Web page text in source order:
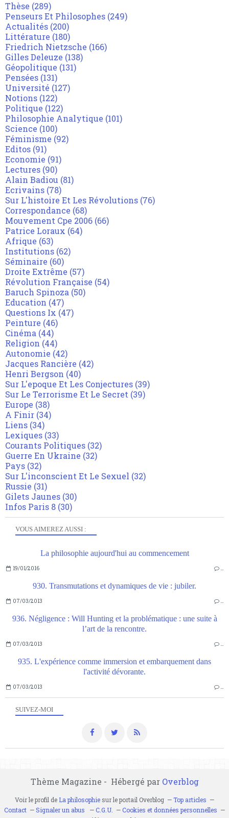
SUIVEZ-MOI
VOUS AIMEREZ AUSSI :
La philosophie aujourd'hui au commencement
19/01/2016 …
930. Transmutations et dynamiques de vie : jubiler.
07/03/2013 …
936. Négligence : Will Hunting et la problématique : une suite à
l’art de la rencontre.
07/03/2013 …
935. L'expérience comme immersion et embarquement dans
l'activité dévorante.
07/03/2013 …
Thèse (289)
Penseurs Et Philosophes (249)
Actualités (200)
Littérature (180)
Friedrich Nietzsche (166)
Gilles Deleuze (138)
Géopolitique (131)
Pensées (131)
Université (127)
Notions (122)
Politique (122)
Philosophie Analytique (101)
Science (100)
Féminisme (92)
Editos (91)
Economie (91)
Lectures (90)
Alain Badiou (81)
Ecrivains (78)
Sur L'histoire Et Les Révolutions (76)
Correspondance (68)
Mouvement Cpe 2006 (66)
Patrice Loraux (64)
Afrique (63)
Institutions (62)
Séminaire (60)
Droite Extrême (57)
Révolution Française (54)
Baruch Spinoza (50)
Education (47)
Questions Ix (47)
Peinture (46)
Cinéma (44)
Religion (44)
Autonomie (42)
Jacques Rancière (42)
Henri Bergson (40)
Sur L'epoque Et Les Conjectures (39)
Sur Le Terrorisme Et Le Secret (39)
Europe (38)
A Finir (34)
Liens (34)
Lexiques (33)
Courants Politiques (32)
Guerre En Ukraine (32)
Pays (32)
Sur L'inconscient Et Le Sexuel (32)
Russie (31)
Gilets Jaunes (30)
Infos Paris 8 (30)
Thème Magazine - Hébergé par Overblog
Voir le profil de La philosophiesur le portail Overblog
Top articles
Contact
Signaler un abus C.G.U.
Cookies et données personnelles